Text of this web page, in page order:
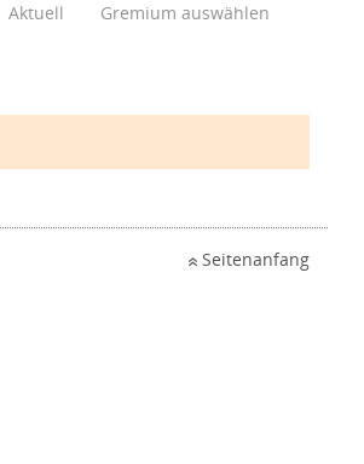
Aktuell Gremium auswählen
Seitenanfang